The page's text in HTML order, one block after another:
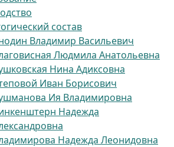
состав
Владимир Васильевич
Людмила Анатольевна
Нина Адиксовна
Иван Борисович
Ия Владимировна
Надежда
Надежда Леонидовна